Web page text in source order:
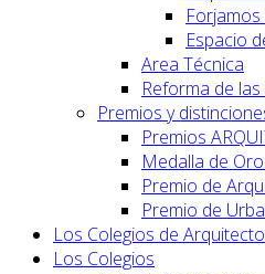
Espacio
Area Técnica
Reforma de
Premios y
Premios
Medalla de
Premio de
Premio de
Los Colegios de
Los Colegios